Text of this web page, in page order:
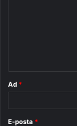
Ad *
E-posta *